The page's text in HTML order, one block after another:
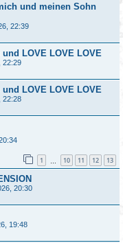
und meinen Sohn
22:39
LOVE LOVE LOVE
22:29
LOVE LOVE LOVE
22:28
1 10 11 12 13
20:30
19:48